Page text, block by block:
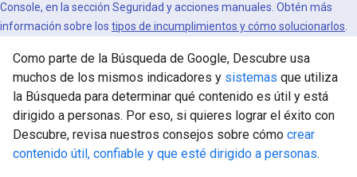
Console, en la sección Seguridad y acciones manuales. Obtén más
información sobre los tipos de incumplimientos y cómo solucionarlos
Como parte de la Búsqueda de Google, Descubre usa
muchos de los mismos indicadores y sistemas que utiliza
la Búsqueda para determinar qué contenido es útil y está
dirigido a personas. Por eso, si quieres lograr el éxito con
Descubre, revisa nuestros consejos sobre cómo crear
contenido útil, confiable y que esté dirigido a personas.